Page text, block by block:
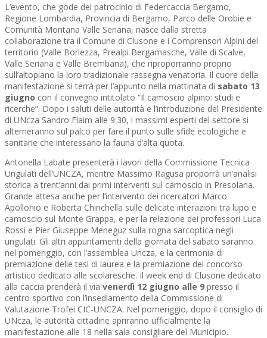
L’evento, che gode del patrocinio di Federcaccia Bergamo,
Regione Lombardia, Provincia di Bergamo, Parco delle Orobie e
Comunità Montana Valle Seriana, nasce dalla stretta
collaborazione tra il Comune di Clusone e i Comprensori Alpini del
territorio (Valle Borlezza, Prealpi Bergamasche, Valle di Scalve,
Valle Seriana e Valle Brembana), che riproporranno proprio
sull’altopiano la loro tradizionale rassegna venatoria. Il cuore della
manifestazione si terrà per l’appunto nella mattinata di sabato 13
giugno con il convegno intitolato “Il camoscio alpino: studi e
ricerche”. Dopo i saluti delle autorità e l’introduzione del Presidente
di UNcza Sandro Flaim alle 9:30, i massimi esperti del settore si
alterneranno sul palco per fare il punto sulle sfide ecologiche e
sanitarie che interessano la fauna d’alta quota.
Antonella Labate presenterà i lavori della Commissione Tecnica
Ungulati dell’UNCZA, mentre Massimo Ragusa proporrà un’analisi
storica a trent’anni dai primi interventi sul camoscio in Presolana.
Grande attesa anche per l’intervento dei ricercatori Marco
Apollonio e Roberta Chirichella sulle delicate interazioni tra lupo e
camoscio sul Monte Grappa, e per la relazione dei professori Luca
Rossi e Pier Giuseppe Meneguz sulla rogna sarcoptica negli
ungulati. Gli altri appuntamenti della giornata del sabato saranno
nel pomeriggio, con l’assemblea Uncza, e la cerimonia di
premiazione delle tesi di laurea e la premiazione del concorso
artistico dedicato alle scolaresche. Il week end di Clusone dedicato
alla caccia prenderà il via venerdì 12 giugno alle 9 presso il
centro sportivo con l’insediamento della Commissione di
Valutazione Trofei CIC-UNCZA. Nel pomeriggio, dopo il consiglio di
UNcza, le autorità cittadine apriranno ufficialmente la
manifestazione alle 18 nella sala consigliare del Municipio.